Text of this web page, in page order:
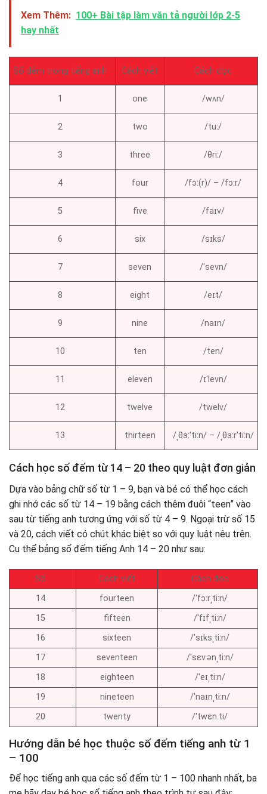
Xem Thêm: 100+ Bài tập làm văn tả người lớp 2-5
hay nhất
Số đếm trong tiếng anh Cách viết Cách đọc
1 one /wʌn/
2 two /tuː/
3 three /θriː/
4 four /fɔː(r)/ – /fɔːr/
5 five /faɪv/
6 six /sɪks/
7 seven /ˈsevn/
8 eight /eɪt/
9 nine /naɪn/
10 ten /ten/
11 eleven /ɪˈlevn/
12 twelve /twelv/
13 thirteen /ˌθɜːˈtiːn/ – /ˌθɜːrˈtiːn/
Cách học số đếm từ 14 – 20 theo quy luật đơn giản
Dựa vào bảng chữ số từ 1 – 9, bạn và bé có thể học cách
ghi nhớ các số từ 14 – 19 bằng cách thêm đuôi “teen” vào
sau từ tiếng anh tương ứng với số từ 4 – 9. Ngoại trừ số 15
và 20, cách viết có chút khác biệt so với quy luật nêu trên.
Cụ thể bảng số đếm tiếng Anh 14 – 20 như sau:
Số Cách viết
Cách đọc
14
fourteen
/ˈfɔːrˌtiːn/
15
fifteen
/ˈfɪfˌtiːn/
16
sixteen
/ˈsɪksˌtiːn/
17
seventeen
/ˈsɛv.ənˌtiːn/
18
eighteen
/ˈeɪˌtiːn/
19
nineteen
/ˈnaɪnˌtiːn/
20
twenty /ˈtwɛn.ti/
Hướng dẫn bé học thuộc số đếm tiếng anh từ 1
– 100
Để học tiếng anh qua các số đếm từ 1 – 100 nhanh nhất, ba